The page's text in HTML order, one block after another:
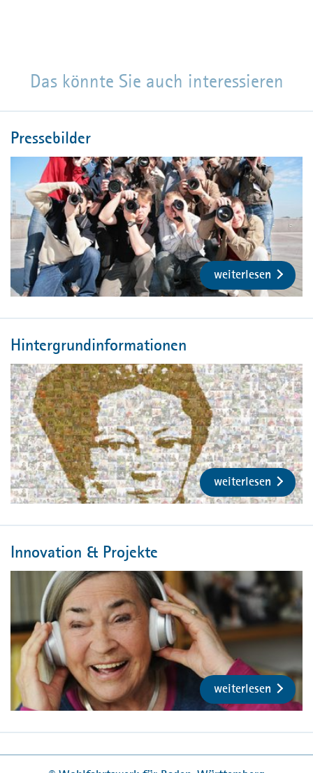
Das könnte Sie auch interessieren
Pressebilder
weiterlesen
Hintergrundinformationen
weiterlesen
Innovation & Projekte
weiterlesen